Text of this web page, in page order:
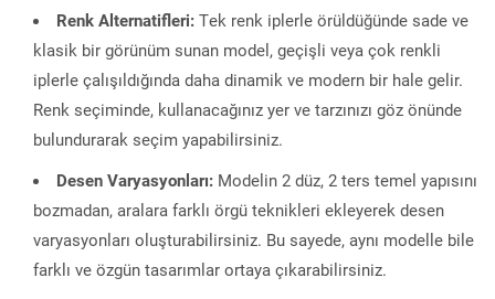
Renk Alternatifleri: Tek renk iplerle örüldüğünde sade ve
klasik bir görünüm sunan model, geçişli veya çok renkli
iplerle çalışıldığında daha dinamik ve modern bir hale gelir.
Renk seçiminde, kullanacağınız yer ve tarzınızı göz önünde
bulundurarak seçim yapabilirsiniz.
Desen Varyasyonları: Modelin 2 düz, 2 ters temel yapısını
bozmadan, aralara farklı örgü teknikleri ekleyerek desen
varyasyonları oluşturabilirsiniz. Bu sayede, aynı modelle bile
farklı ve özgün tasarımlar ortaya çıkarabilirsiniz.